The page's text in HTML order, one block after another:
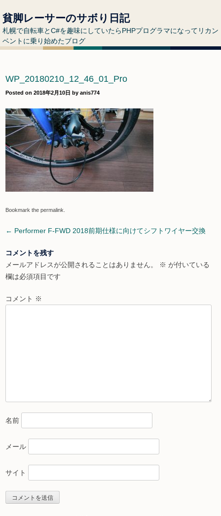
貧脚レーサーのサボり日記
札幌で自転車とC#を趣味にしていたらPHPプログラマになってリカン
ベントに乗り始めたブログ
WP_20180210_12_46_01_Pro
Posted on 2018年2月10日 by anis774
Bookmark the permalink
Post
← Performer F-FWD 2018前期仕様に向けてシフトワイヤー交換
コメントを残す
メールアドレスが公開されることはありません。
※ が付いている
欄は必須項目です
コメント ※
名前
メール
サイト